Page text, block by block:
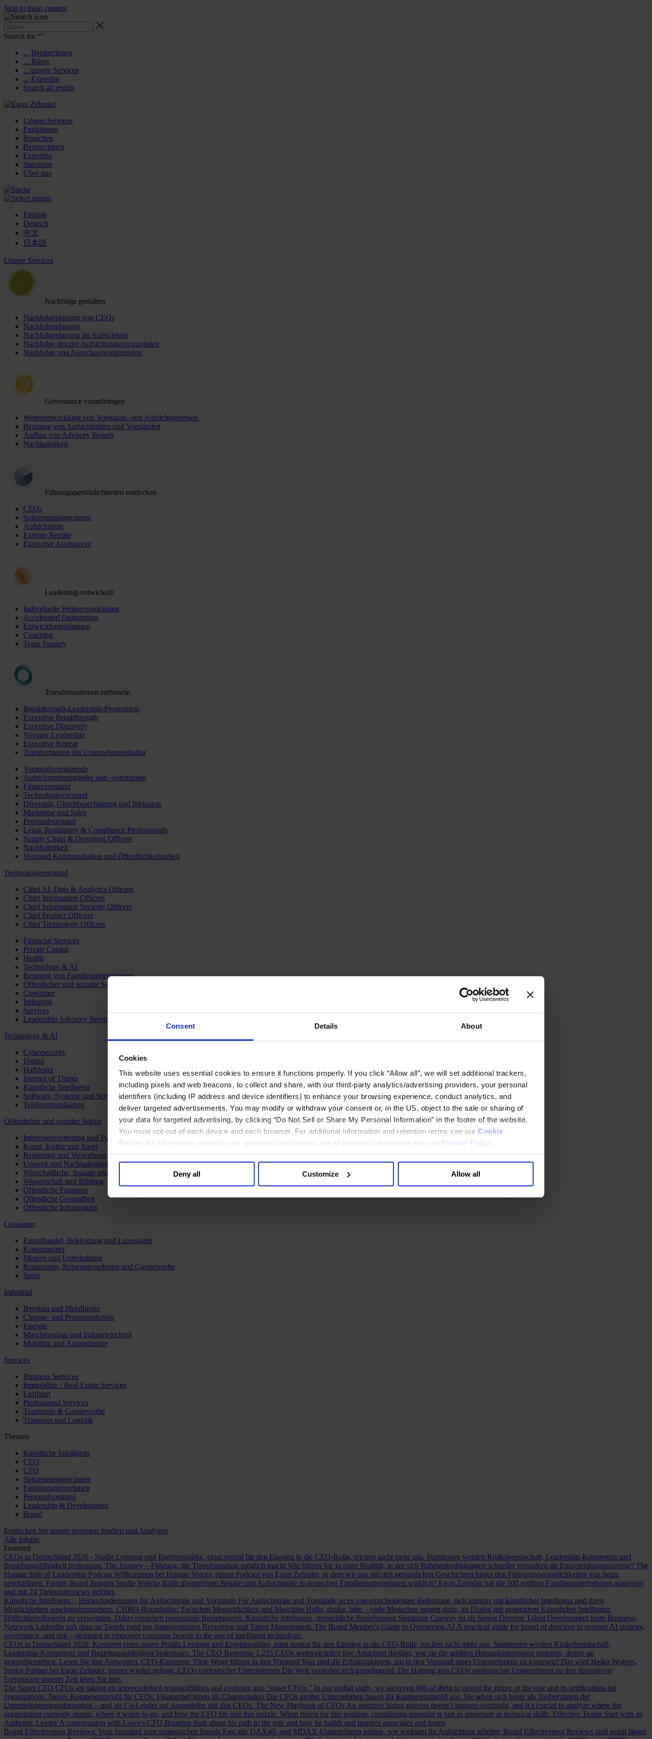
Consent Details About
Cookies
This website uses essential cookies to ensure it functions properly. If you click “Allow all”, we will set additional trackers,
including pixels and web beacons, to collect and share, with our third-party analytics/advertising providers, your personal
identifiers (including IP address and device identifiers) to enhance your browsing experience, conduct analytics, and
deliver targeted advertisements. You may modify or withdraw your consent or, in the US, object to the sale or sharing of
your data for targeted advertising, by clicking “Do Not Sell or Share My Personal Information” in the footer of the website.
You must opt-out of each device and each browser. For additional information and retention terms see our Cookie
Policy; for information regarding our general collection and use of personal information see our Privacy Policy
Deny all Customize Allow all
Skip to main content
Search for “”
... Berater:innen
... Büros
... unsere Services
... Expertise
Search all results
Unsere Services
Funktionen
Branchen
Berater:innen
Expertise
Standorte
Über uns
English
Deutsch
中文
日本語
Unsere Services
Nachfolge gestalten
Nachfolgeplanung von CEOs
Nachfolgeplanung
Nachfolgeplanung im Aufsichtsrat
Nachfolge des:der Aufsichtsratsvorsitzenden
Nachfolge von Ausschussvorsitzenden
Governance voranbringen
Weiterentwicklung von Vorstands- und Aufsichtsgremien
Beratung von Aufsichtsräten und Vorständen
Aufbau von Advisory Boards
Nachhaltigkeit
Führungspersönlichkeiten entdecken
CEOs
Spitzenmanager:innen
Aufsichtsräte
Externe Beiräte
Executive Assessment
Leadership entwickeln
Individuelle Weiterentwicklung
Accelerated Onboarding
Entwicklungsplanung
Coaching
Team Journey
Transformationen entfesseln
Breakthrough-Leadership-Programme
Executive Breakthrough
Executive Discovery
Voyager Leadership
Executive Retreat
Transformation der Unternehmenskultur
Vorstandsvorsitzende
Aufsichtsratsmitglieder und -vorsitzende
Finanzvorstand
Technologievorstand
Diversität, Gleichberechtigung und Inklusion
Marketing und Sales
Personalvorstand
Legal, Regulatory & Compliance Professionals
Supply Chain & Operation Officers
Nachhaltigkeit
Vorstand Kommunikation und Öffentlichkeitsarbeit
Technologievorstand
Chief AI, Data & Analytics Officers
Chief Information Officers
Chief Information Security Officers
Chief Product Officers
Chief Technology Officers
Financial Services
Private Capital
Health
Technology & AI
Beratung von Familienunternehmen
Öffentlicher und sozialer Sektor
Consumer
Industrial
Services
Leadership Advisory Services
Technology & AI
Cybersecurity
Digital
Halbleiter
Internet of Things
Künstliche Intelligenz
Software, Systeme und Services
Telekommunikation
Öffentlicher und sozialer Sektor
Interessenvertretung und Public Affairs
Kunst, Kultur und Sport
Regierung und Verwaltung
Umwelt und Nachhaltigkeit
Wirtschaftliche, Soziale und Humanitäre Entwicklung
Wissenschaft und Bildung
Öffentliche Finanzen
Öffentliche Gesundheit
Öffentliche Infrastruktur
Consumer
Einzelhandel, Bekleidung und Luxusgüter
Konsumgüter
Medien und Unterhaltung
Restaurants, Reiseunternehmen und Gastgewerbe
Sport
Industrial
Bergbau und Metallurgie
Chemie- und Prozessindustrie
Energie
Maschinenbau und Industrietechnik
Mobilität und Autoindustrie
Services
Business Services
Immobilien / Real Estate Services
Luftfahrt
Professional Services
Tourismus & Gastgewerbe
Transport und Logistik
Themen
Künstliche Intelligenz
CEO
CFO
Spitzenmanager:innen
Familienunternehmen
Personalvorstand
Leadership & Development
Board
Entdecken Sie unsere neuesten Studien und Analysen
Alle Inhalte
Featured
CEOs in Deutschland 2026 - Studie Leistung und Ergebnisstärke, einst zentral für den Einstieg in die CEO-Rolle, reichen nicht mehr aus. Stattdessen werden Risikobereitschaft, Leadership-Kompetenz und
Beziehungsfähigkeit bedeutsam. The Journey – Führung, die Transformation möglich macht Wie führen Sie in einer Realität, in der sich Rahmenbedingungen schneller verändern als Entscheidungsprozesse? The
Human Side of Leadership Podcast Willkommen bei Human Voices, einem Podcast von Egon Zehnder, in dem wir uns mit den persönlichen Geschichten hinter den Führungspersönlichkeiten von heute
beschäftigen. Family Board Insights Studie Welche Rolle übernehmen Beiräte und Aufsichtsräte in deutschen Familienunternehmen wirklich? Egon Zehnder hat die 100 größten Familienunternehmen analysiert
und mit 24 Tiefeninterviews geführt.
Künstliche Intelligenz – Herausforderungen für Aufsichtsräte und Vorstände Für Aufsichtsräte und Vorstände ist es von entscheidender Bedeutung, sich intensiv mit künstlicher Intelligenz und ihren
Möglichkeiten auseinanderzusetzen. CHRO-Roundtable: Zwischen Menschlichkeit und Maschine Hallo, danke, bitte – viele Menschen neigen dazu, im Dialog mit generativer Künstlicher Intelligenz
Höflichkeitsfloskeln zu verwenden. Dabei entstehen parasoziale Beziehungen. Künstliche Intelligenz, menschliche Beziehungen Stephanie Conway ist als Senior Director Talent Development beim Business-
Netzwerk LinkedIn nah dran an Trends rund um datengestütztes Recruiting und Talent Management. The Board Member's Guide to Overseeing AI A practical guide for board of directors to oversee AI strategy,
governance, and risk—designed to empower corporate boards in the age of intelligent technology.
CEOs in Deutschland 2026: Konturen eines neuen Profils Leistung und Ergebnisstärke, einst zentral für den Einstieg in die CEO-Rolle, reichen nicht mehr aus. Stattdessen werden Risikobereitschaft,
Leadership-Kompetenz und Beziehungsfähigkeit bedeutsam. The CEO Response 1.235 CEOs weltweit teilen ihre Ansichten darüber, wie sie die größten Herausforderungen meistern, denen sie
gegenüberstehen. Lesen Sie ihre Antworten. CEO-Karrieren: Viele Wege führen in den Vorstand Was sind die Erfolgsfaktoren, um in den Vorstand eines Unternehmens zu kommen? Das wird Heiko Wolters,
Senior Partner bei Egon Zehnder, immer wieder gefragt. CEOs ostdeutscher Unternehmen Die Welt verändert sich grundlegend. Die Haltung von CEOs ostdeutscher Unternehmen zu den disruptiven
Ereignissen unserer Zeit lesen Sie hier.
The Super CFO CFOs are taking on unprecedented responsibilities and evolving into “super CFOs.” In our global study, we surveyed 600 of them to unveil the future of the role and its implications for
organizations. Neues Kompetenzprofil für CFOs: Finanzchef:innen als Changemaker Die CFOs großer Unternehmen bauen ihr Kompetenzprofil aus. Sie sehen sich heute als Treiber:innen der
Unternehmenstransformation – und als Co-Leader auf Augenhöhe mit den CEOs. The New Playbook of CFOs An assertive hiring process doesn’t happen overnight, and it’s crucial to analyze where the
organization currently stands, where it wants to go, and how the CFO fits into this puzzle. When hiring for this position, considering potential is just as important as technical skills. Effective Teams Start with an
Authentic Leader A conversation with Lowe's CFO Brandon Sink about his path to the role and how he builds and inspires associates and teams
Board Effectiveness Reviews: Vom Standard zum strategischen Impuls Fast alle DAX40- und MDAX-Unternehmen prüfen, wie wirksam ihr Aufsichtsrat arbeitet; Board Effectiveness Reviews sind somit längst